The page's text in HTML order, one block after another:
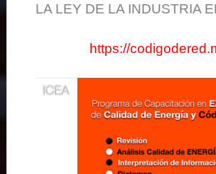
LA LEY DE LA INDUSTRIA
https://